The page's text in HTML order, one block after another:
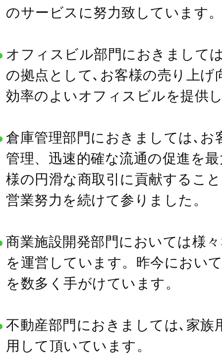
のサービスに努力致しています
オフィスビル部門におきまして
の拠点として､お客様の売り上げ
効率のよいオフィスビルを提供
倉庫管理部門におきましては､お
管理、迅速的確な流通の促進を
様の円滑な商取引に貢献するこ
営業努力を続けて参りました。
商業施設開発部門においては様
を運営しています。昨今におい
を数多く手がけています。
不動産部門におきましては､家族
用して頂いています。